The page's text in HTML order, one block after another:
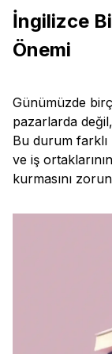
İngilizce
Önemi
Günümüzde
pazarlarda
Bu durum farklı
ve iş
kurmasını